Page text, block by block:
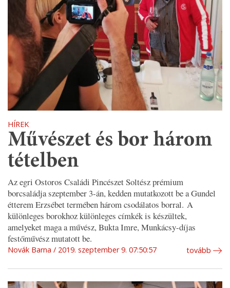
HÍREK
Művészet és bor három
tételben
Az egri Ostoros Családi Pincészet Soltész prémium
borcsaládja szeptember 3-án, kedden mutatkozott be a Gundel
étterem Erzsébet termében három csodálatos borral. A
különleges borokhoz különleges címkék is készültek,
amelyeket maga a művész, Bukta Imre, Munkácsy-díjas
festőművész mutatott be.
Novák Barna 2019. szeptember 9. 07:50:57 tovább